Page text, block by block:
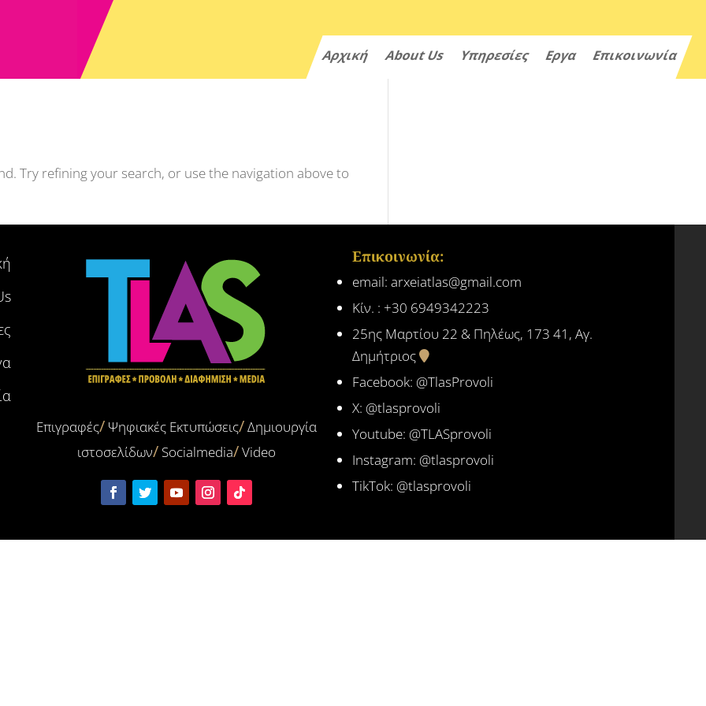
Αρχική About Us Υπηρεσίες Εργα Επικοινωνία
Try refining your search, or use the navigation above to
Επιγραφές Ψηφιακές Εκτυπώσεις Δημιουργία
ιστοσελίδων Socialmedia Video
Επικοινωνία:
email: arxeiatlas@gmail.com
Κίν. : +30 6949342223
25ης Μαρτίου 22 & Πηλέως, 173 41, Αγ.
Δημήτριος
Facebook: @TlasProvoli
X: @tlasprovoli
Youtube: @TLASprovoli
Instagram: @tlasprovoli
TikTok: @tlasprovoli